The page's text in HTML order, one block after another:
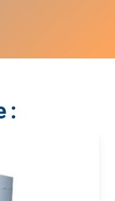
: